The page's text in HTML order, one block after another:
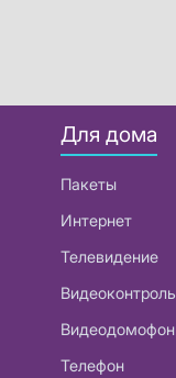
Для дома
Пакеты
Интернет
Телевидение
Видеоконтроль
Видеодомофон
Телефон